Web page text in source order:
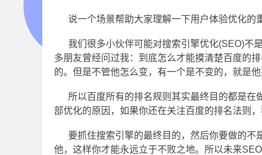
说一个场景帮助大家理解一下用户体验优化的
我们很多小伙伴可能对搜索引擎优化(SEO)不
多朋友曾经问过我：到底怎么才能摸清楚百度的
的。但是不管他怎么变，有一个是不变的，就是
所以百度所有的排名规则其实最终目的都是
部优化的原因，如果你还在关注百度的排名法则
要抓住搜索引擎的最终目的，然后你要做的
他，这样你才能永远立于不败之地。所以未来